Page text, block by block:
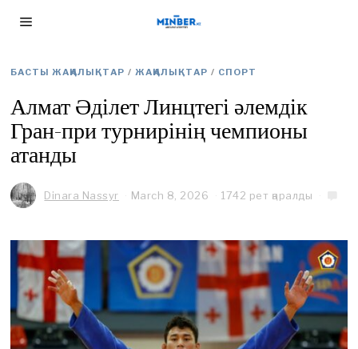
БАСТЫ ЖАҢАЛЫҚТАР / ЖАҢАЛЫҚТАР / СПОРТ
Алмат Әділет Линцтегі әлемдік
Гран-при турнирінің чемпионы
атанды
Dinara Nassyr March 8, 2026
c
h
2
0
2
6
1742 рет қаралды